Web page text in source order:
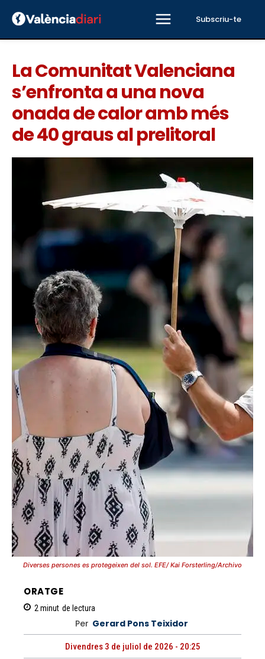
Subscriu-te
La Comunitat Valenciana
s’enfronta a una nova
onada de calor amb més
de 40 graus al prelitoral
Diverses persones es protegeixen del sol. EFE/ Kai Forsterling/Archivo
ORATGE
2 minut de lectura
Per Gerard Pons Teixidor
Divendres 3 de juliol de 2026 - 20:25